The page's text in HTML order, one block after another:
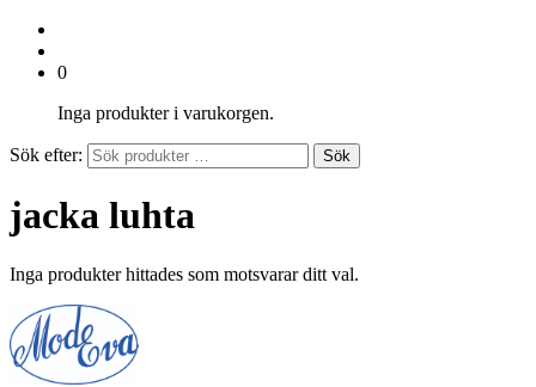
0
Inga produkter i varukorgen.
Sök efter: Sök
jacka luhta
Inga produkter hittades som motsvarar ditt val.